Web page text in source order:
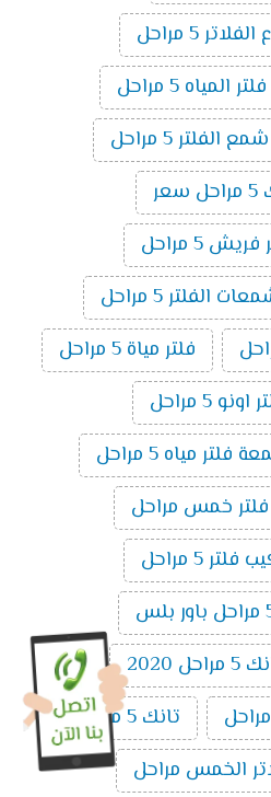
5 مراحل
5 مراحل
5 مراحل
5 مراحل
الفلتر 5 مراحل
فلتر مياة 5 مراحل
5 مراحل
مياه 5 مراحل
خمس مراحل
5 مراحل
تانك 5 مراحل
الخمس مراحل